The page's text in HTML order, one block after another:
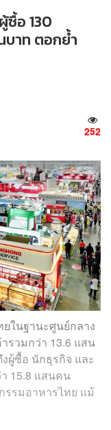
ซื้อ 130
บาท ตอกย้ำ
252
ยในฐานะศูนย์กลาง
รวมกว่า 13.6 แสน
ผู้ซื้อ นักธุรกิจ และ
15.8 แสนคน
รมอาหารไทย แม้